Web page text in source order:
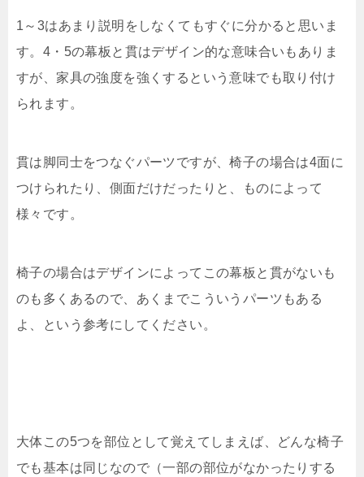
1～3はあまり説明をしなくてもすぐに分かると思いま
す。4・5の幕板と貫はデザイン的な意味合いもありま
すが、家具の強度を強くするという意味でも取り付け
られます。
貫は脚同士をつなぐパーツですが、椅子の場合は4面に
つけられたり、側面だけだったりと、ものによって
様々です。
椅子の場合はデザインによってこの幕板と貫がないも
のも多くあるので、あくまでこういうパーツもある
よ、という参考にしてください。
大体この5つを部位として覚えてしまえば、どんな椅子
でも基本は同じなので（一部の部位がなかったりする